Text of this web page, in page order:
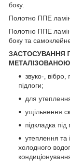
боку.
Полотно ППЕ
Полотно ППЕ
боку та
ЗАСТОСУВАННЯ
звуко-, вібро,
підлоги;
для
ущільнення
підкладка
утеплення та
холодного